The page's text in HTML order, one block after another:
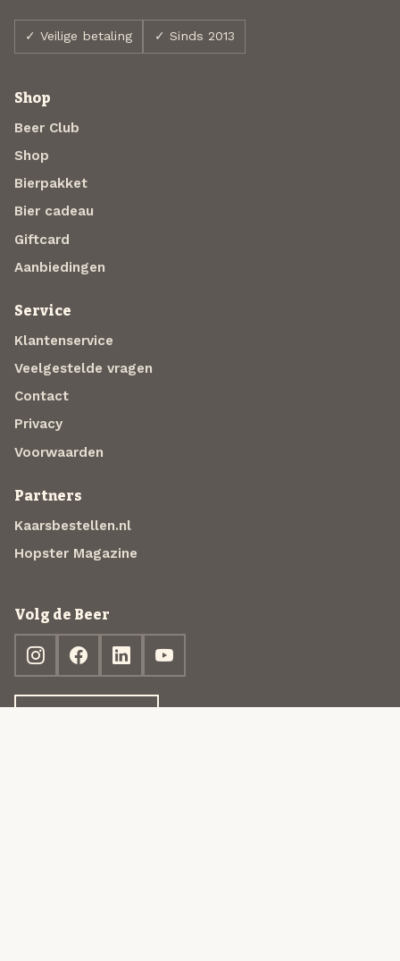
✓ Veilige betaling ✓ Sinds 2013
Shop
Beer Club
Shop
Bierpakket
Bier cadeau
Giftcard
Aanbiedingen
Service
Klantenservice
Veelgestelde vragen
Contact
Privacy
Voorwaarden
Partners
Kaarsbestellen.nl
Hopster Magazine
Volg de Beer